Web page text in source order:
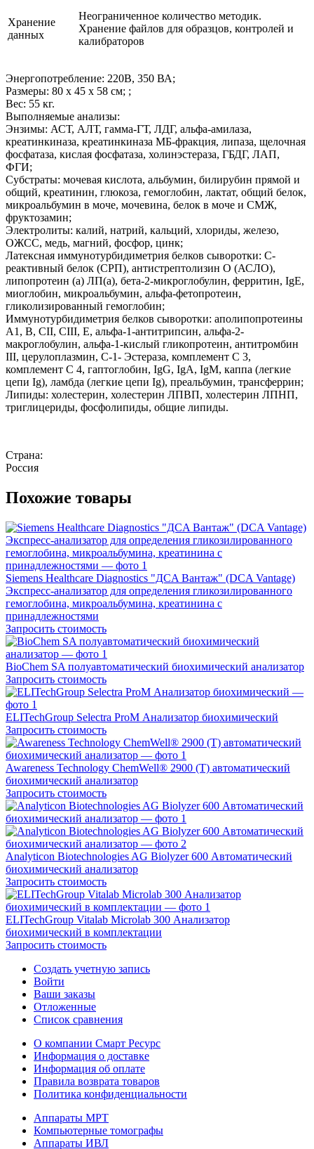
Хранение
данных
Неограниченное количество методик.
Хранение файлов для образцов, контролей и
калибраторов
Энергопотребление: 220В, 350 ВА;
Размеры: 80 х 45 х 58 см; ;
Вес: 55 кг.
Выполняемые анализы:
Энзимы: АСТ, АЛТ, гамма-ГТ, ЛДГ, альфа-амилаза,
креатинкиназа, креатинкиназа МБ-фракция, липаза, щелочная
фосфатаза, кислая фосфатаза, холинэстераза, ГБДГ, ЛАП,
ФГИ;
Субстраты: мочевая кислота, альбумин, билирубин прямой и
общий, креатинин, глюкоза, гемоглобин, лактат, общий белок,
микроальбумин в моче, мочевина, белок в моче и СМЖ,
фруктозамин;
Электролиты: калий, натрий, кальций, хлориды, железо,
ОЖСС, медь, магний, фосфор, цинк;
Латексная иммунотурбидиметрия белков сыворотки: С-
реактивный белок (СРП), антистрептолизин О (АСЛО),
липопротеин (а) ЛП(а), бета-2-микроглобулин, ферритин, IgE,
миоглобин, микроальбумин, альфа-фетопротеин,
гликолизированный гемоглобин;
Иммунотурбидиметрия белков сыворотки: аполипопротеины
А1, В, СII, CIII, E, альфа-1-антитрипсин, альфа-2-
макроглобулин, альфа-1-кислый гликопротеин, антитромбин
III, церулоплазмин, С-1- Эстераза, комплемент С 3,
комплемент С 4, гаптоглобин, IgG, IgA, IgM, каппа (легкие
цепи Ig), ламбда (легкие цепи Ig), преальбумин, трансферрин;
Липиды: холестерин, холестерин ЛПВП, холестерин ЛПНП,
триглицериды, фосфолипиды, общие липиды.
Страна:
Россия
Похожие товары
Siemens Healthcare Diagnostics "ДСA Вантаж" (DCA Vantage)
Экспресс-анализатор для определения гликозилированного
гемоглобина, микроальбумина, креатинина с
принадлежностями
Запросить стоимость
BioChem SA полуавтоматический биохимический анализатор
Запросить стоимость
ELITechGroup Selectra ProM Анализатор биохимический
Запросить стоимость
Awareness Technology ChemWell® 2900 (T) автоматический
биохимический анализатор
Запросить стоимость
Analyticon Biotechnologies AG Biolyzer 600 Автоматический
биохимический анализатор
Запросить стоимость
ELITechGroup Vitalab Microlab 300 Анализатор
биохимический в комплектации
Запросить стоимость
Создать учетную запись
Войти
Ваши заказы
Отложенные
Список сравнения
О компании Смарт Ресурс
Информация о доставке
Информация об оплате
Правила возврата товаров
Политика конфиденциальности
Аппараты МРТ
Компьютерные томографы
Аппараты ИВЛ